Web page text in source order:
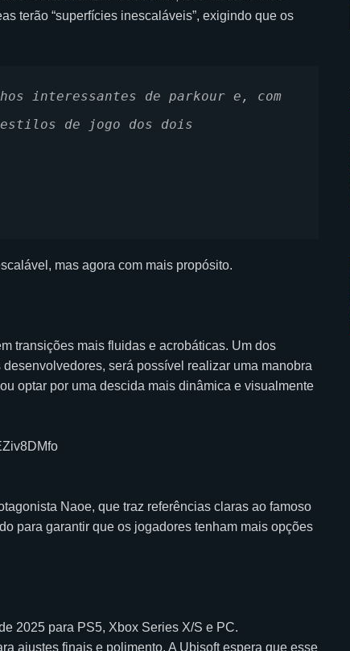
terão “superfícies inescaláveis”, exigindo que os
interessantes de parkour e, com
de jogo dos dois
mas agora com mais propósito.
transições mais fluidas e acrobáticas. Um dos
será possível realizar uma manobra
optar por uma descida mais dinâmica e visualmente
Naoe, que traz referências claras ao famoso
para garantir que os jogadores tenham mais opções
2025 para PS5, Xbox Series X/S e PC.
ajustes finais e polimento. A Ubisoft espera que esse